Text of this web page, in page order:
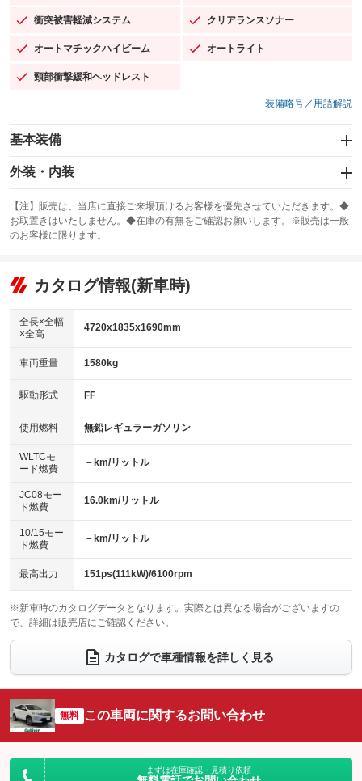
衝突被害軽減システム
：装備あり クリアランスソナー
：装備あり
オートマチックハイビーム
：装備あり オートライト
：装備あり
頸部衝撃緩和ヘッドレスト
：装備あり
装備略号／用語解説
基本装備
エアバッグ：運転席/助手席/サイド
：装備あり
：装備なし
サンルーフ
：装備あり ABS
リフトアップ
：装備なし
：装備なし
パワーウィンドウ
アイドリングストップ
：装備あり
USB入力端子
：装備なし
100V電源
：装備なし
センターデフロック
：装備なし
電動格納ミラー
：装備あり
外装・内装
カーナビ：SDナビ
：装備あり
TV：フルセグ
：装備あり
ビジュアル：-／DVD再生
：装備あり
：装備あり
革シート
キーレス
HID(キセノンライト)
：装備なし
バックカメラ
：装備あり
エアロ
：装備なし
：装備なし
パワーシート
ベンチシート
：装備なし
チップアップシート
：装備なし
：装備なし ：装備なし
ウォークスルー
：装備なし
電動リアゲート フロントカメラ
：装備なし
：装備なし ：装備なし
サイドカメラ
：装備なし ルーフレール
：装備なし
：装備なし
：装備なし
【注】販売は、当店に直接ご来場頂けるお客様を優先させていただきます。◆
お取置きはいたしません。◆在庫の有無をご確認お願いします。※販売は一般
のお客様に限ります。
カタログ情報(新車時)
全長×全幅
×全高
4720x1835x1690mm
車両重量 1580kg
駆動形式 FF
使用燃料 無鉛レギュラーガソリン
WLTCモ
ード燃費
－km/リットル
JC08モー
ド燃費
16.0km/リットル
10/15モー
ド燃費
－km/リットル
最高出力 151ps(111kW)/6100rpm
※新車時のカタログデータとなります。実際とは異なる場合がございますの
で、詳細は販売店にご確認ください。
カタログで車種情報を詳しく見る
無料 この車両に関するお問い合わせ
まずは在庫確認・見積り依頼